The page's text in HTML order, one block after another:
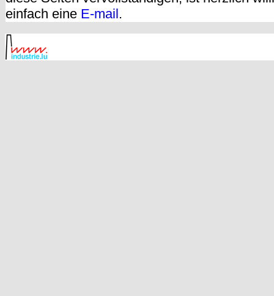
einfach eine E-mail .